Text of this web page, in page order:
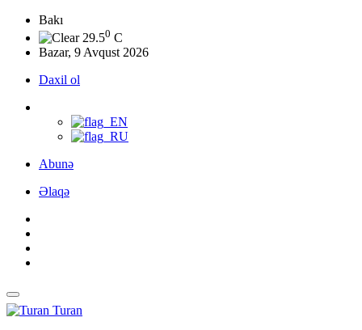
Bakı
29.50 C
Bazar, 9 Avqust 2026
Daxil ol
Abunə
Əlaqə
Turan